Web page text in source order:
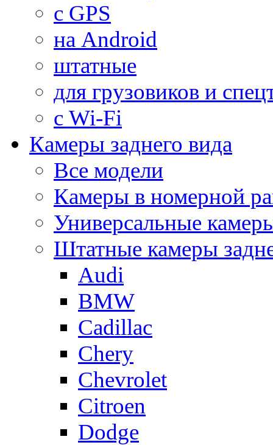
с GPS
на Android
штатные
для грузовиков и
с Wi-Fi
Камеры заднего вида
Все модели
Камеры в номерной
Универсальные
Штатные камеры
Audi
BMW
Cadillac
Chery
Chevrolet
Citroen
Dodge